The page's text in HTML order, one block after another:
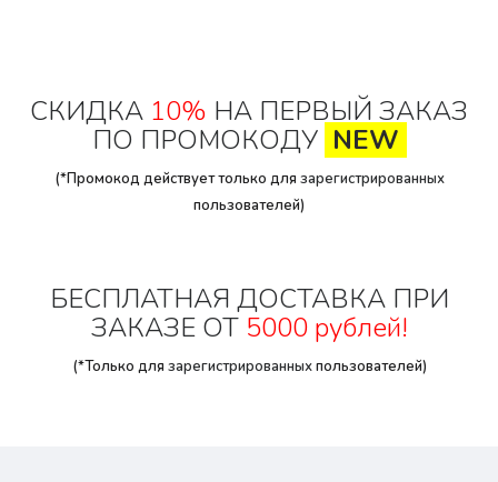
СКИДКА 10% НА ПЕРВЫЙ ЗАКАЗ
ПО ПРОМОКОДУ NEW
(*Промокод действует только для зарегистрированных
пользователей)
БЕСПЛАТНАЯ ДОСТАВКА ПРИ
ЗАКАЗЕ ОТ 5000 рублей!
(*Только для зарегистрированныхпользователей)